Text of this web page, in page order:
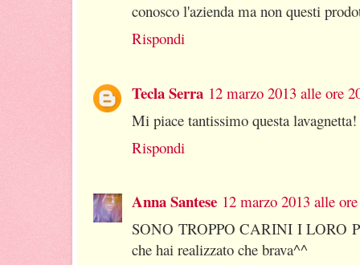
conosco l'azienda ma non questi
Rispondi
Tecla Serra 12 marzo 2013 alle ore
Mi piace tantissimo questa lavagnetta!
Rispondi
Anna Santese 12 marzo 2013 alle
SONO TROPPO CARINI I LORO
che hai realizzato che brava^^